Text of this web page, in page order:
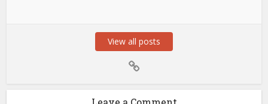
View all posts